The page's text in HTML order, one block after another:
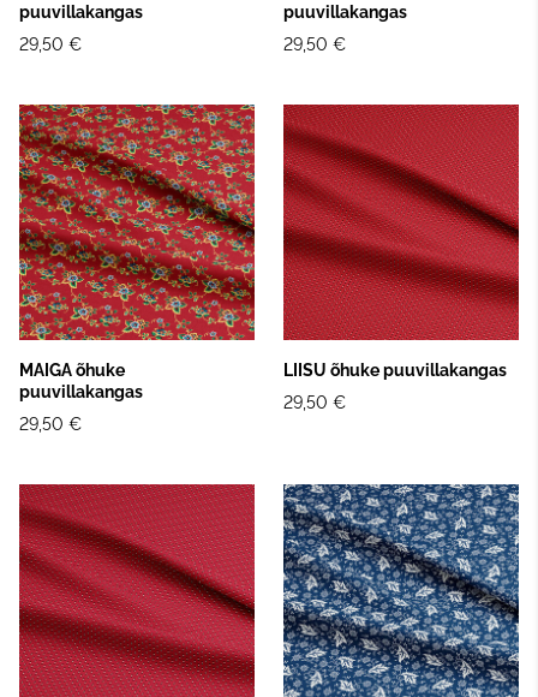
puuvillakangas
29,50 €
puuvillakangas
29,50 €
MAIGA õhuke
puuvillakangas
29,50 €
LIISU õhuke puuvillakangas
29,50 €